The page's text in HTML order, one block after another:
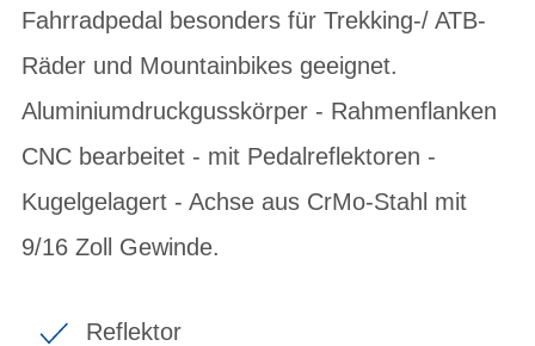
Fahrradpedal besonders für Trekking-/ ATB-
Räder und Mountainbikes geeignet.
Aluminiumdruckgusskörper - Rahmenflanken
CNC bearbeitet - mit Pedalreflektoren -
Kugelgelagert - Achse aus CrMo-Stahl mit
9/16 Zoll Gewinde.
Reflektor